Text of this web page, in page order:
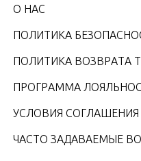
О НАС
ПОЛИТИКА
ПОЛИТИКА ВОЗВРАТА
ПРОГРАММА
УСЛОВИЯ СОГЛАШЕНИЯ
ЧАСТО ЗАДАВАЕМЫЕ